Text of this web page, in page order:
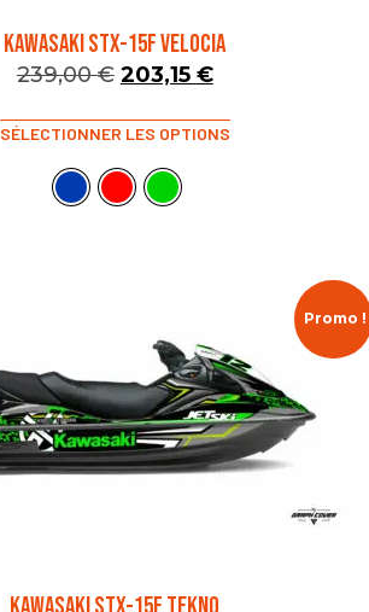
KAWASAKI STX-15F VELOCIA
239,00€ 203,15 €
SÉLECTIONNER LES OPTIONS
Promo !